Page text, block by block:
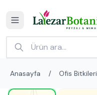
Anasayfa / Ofis Bitkileri